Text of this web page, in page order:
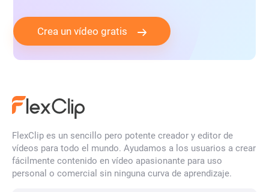
Crea un vídeo gratis
FlexClip es un sencillo pero potente creador y editor de
vídeos para todo el mundo. Ayudamos a los usuarios a crear
fácilmente contenido en vídeo apasionante para uso
personal o comercial sin ninguna curva de aprendizaje.